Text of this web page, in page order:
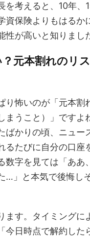
を考えると、10年、
資保険よりもはるか
性が高いと知りまし
元本割れのリ
り怖いのが「元本割
まうこと）」ですよ
ばかりの頃、ニュー
るたびに自分の口座
数字を見ては「ああ
…」と本気で後悔し
ます。タイミングに
今日時点で解約した